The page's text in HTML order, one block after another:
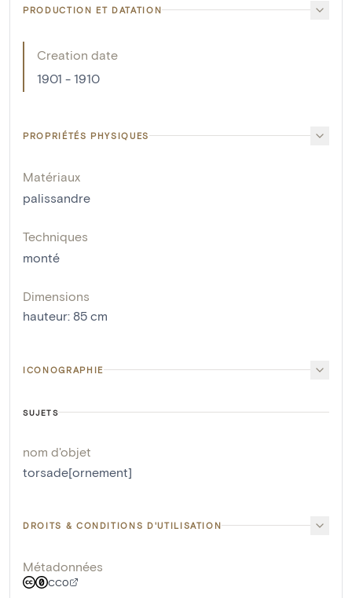
PRODUCTION ET DATATION
Creation date
1901 - 1910
PROPRIÉTÉS PHYSIQUES
Matériaux
palissandre
Techniques
monté
Dimensions
hauteur: 85 cm
ICONOGRAPHIE
SUJETS
nom d'objet
torsade[ornement]
DROITS & CONDITIONS D'UTILISATION
Métadonnées
CC0